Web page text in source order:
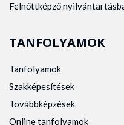
Felnőttképző
TANFOLYAMOK
Tanfolyamok
Szakképesítések
Továbbképzések
Online tanfolyamok